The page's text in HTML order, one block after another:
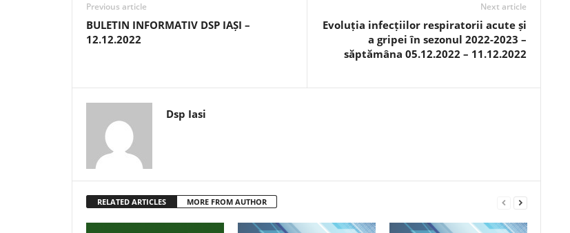
Previous article
BULETIN INFORMATIV DSP IAȘI –
12.12.2022
Next article
Evoluția infecțiilor respiratorii acute și
a gripei în sezonul 2022-2023 –
săptămâna 05.12.2022 – 11.12.2022
Dsp Iasi
RELATED ARTICLES MORE FROM AUTHOR